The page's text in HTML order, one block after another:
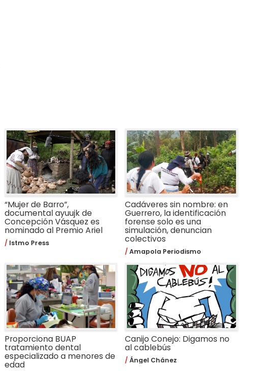
“Mujer de Barro”,
documental ayuujk de
Concepción Vásquez es
nominado al Premio Ariel
Istmo Press
Cadáveres sin nombre: en
Guerrero, la identificación
forense solo es una
simulación, denuncian
colectivos
Amapola Periodismo
Proporciona BUAP
tratamiento dental
especializado a menores de
edad
Canijo Conejo: Digamos no
al cablebús
Ángel Chánez